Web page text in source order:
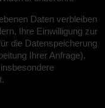
Daten verbleiben
Ihre Einwilligung zur
die Datenspeicherung
Ihrer Anfrage).